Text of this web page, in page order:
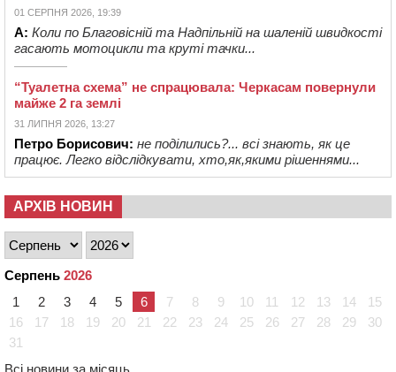
01 СЕРПНЯ 2026, 19:39
А: Коли по Благовісній та Надпільній на шаленій швидкості
гасають мотоцикли та круті тачки...
“Туалетна схема” не спрацювала: Черкасам повернули
майже 2 га землі
31 ЛИПНЯ 2026, 13:27
Петро Борисович: не поділились?... всі знають, як це
працює. Легко відслідкувати, хто,як,якими рішеннями...
АРХІВ НОВИН
Серпень 2026
1
2 3 4 5 6 7 8 9 10 11 12 13 14
15
16
17 18 19 20 21 22 23 24 25 26 27 28 29
30
31
Всі новини за місяць